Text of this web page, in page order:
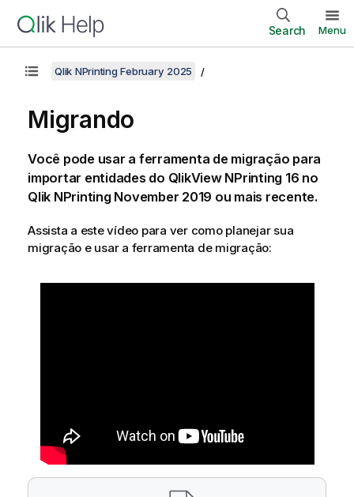
Search Menu
Qlik NPrinting February 2025
Migrando
Você pode usar a ferramenta de migração para
importar entidades do QlikView NPrinting 16 no
Qlik NPrintingNovember 2019 ou mais recente.
Assista a este vídeo para ver como planejar sua
migração e usar a ferramenta de migração: